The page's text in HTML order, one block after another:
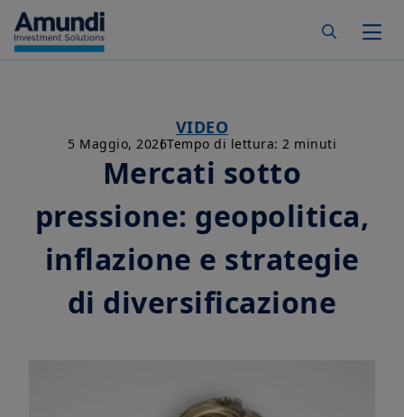
Skip to main content
VIDEO
5 Maggio, 2026Tempo di lettura: 2 minuti
Mercati sotto
pressione: geopolitica,
inflazione e strategie
di diversificazione